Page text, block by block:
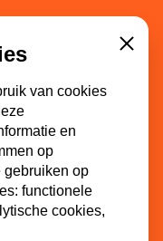
van cookies
en
op
gebruiken op
functionele
cookies,
Close